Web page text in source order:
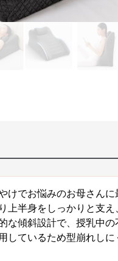
けでお悩みのお母さんに
上半身をしっかりと支え
な傾斜設計で、授乳中の
しているため型崩れし